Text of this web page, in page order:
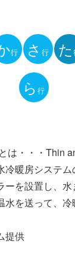
行 さ行 た
ら 行
は・・・Thin
冷暖房システ
ーを設置し、
を送って、冷
提供